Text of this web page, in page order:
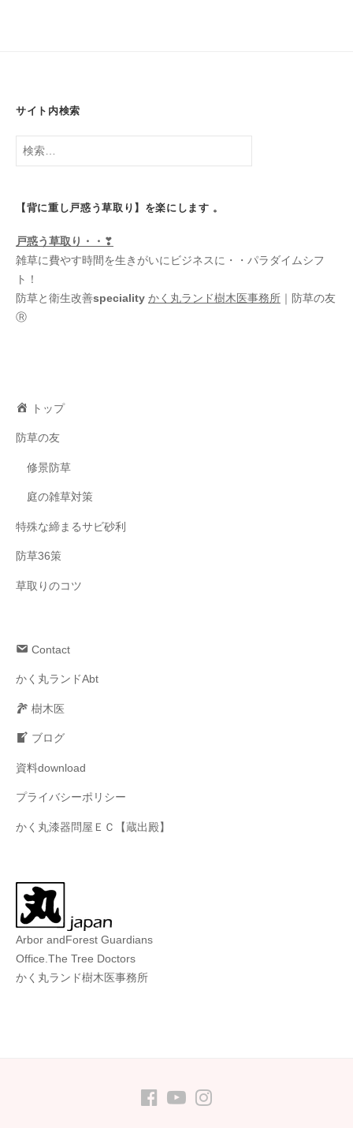
サイト内検索
検
【背に重し戸惑う草取り】を楽にします 。
戸惑う 草取り・・ ❣
雑草に費やす時間を生きがいにビジネスに・・パラダイムシフ
ト！
防草と衛生改善speciality かく丸ランド樹木医事務所 ｜防草の友
Ⓡ
トップ
防草の友
修景防草
庭の雑草対策
特殊な締まるサビ砂利
防草36策
草取りのコツ
Contact
かく丸ランドAbt
樹木医
ブログ
資料download
プライバシーポリシー
かく丸漆器問屋ＥＣ【蔵出殿】
Arbor andForest Guardians
Office.The Tree Doctors
かく丸ランド樹木医事務所
FB youtubeInstagram